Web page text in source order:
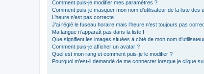
Comment puis-je modifier mes paramètres ?
Comment puis-je masquer mon nom d’utilisateur de la liste des
L’heure n’est pas correcte !
J’ai réglé le fuseau horaire mais l’heure n’est toujours pas
Ma langue n’apparaît pas dans la liste !
Que signifient les images situées à côté de mon nom
Comment puis-je afficher un avatar ?
Quel est mon rang et comment puis-je le modifier ?
Pourquoi m’est-il demandé de me connecter lorsque je clique